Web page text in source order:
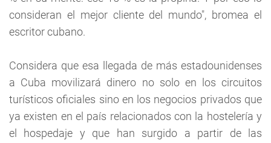
consideran el mejor cliente del mundo", bromea el
escritor cubano.
Considera que esa llegada de más estadounidenses
a Cuba movilizará dinero no solo en los circuitos
turísticos oficiales sino en los negocios privados que
ya existen en el país relacionados con la hostelería y
el hospedaje y que han surgido a partir de las